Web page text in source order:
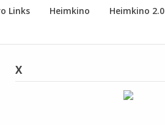
Links Heimkino Heimkino 2.0
X